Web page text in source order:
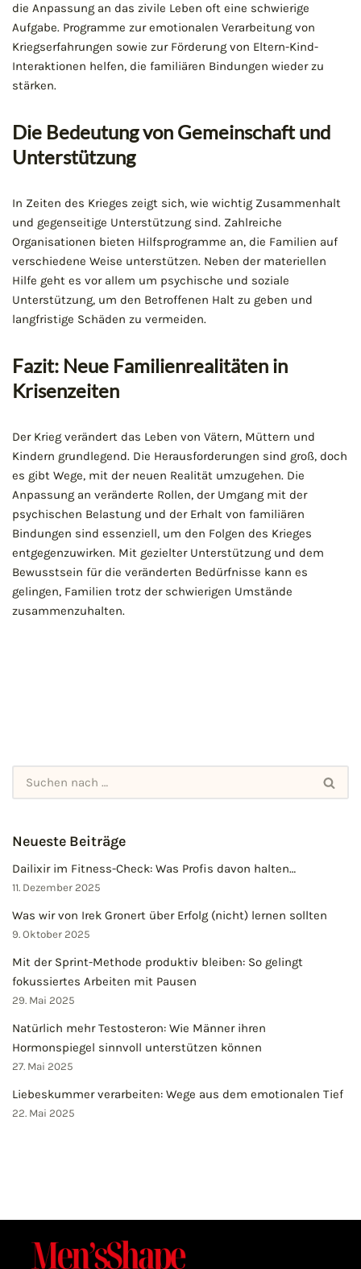
die Anpassung an das zivile Leben oft eine schwierige
Aufgabe. Programme zur emotionalen Verarbeitung von
Kriegserfahrungen sowie zur Förderung von Eltern-Kind-
Interaktionen helfen, die familiären Bindungen wieder zu
stärken.
Die Bedeutung von Gemeinschaft und
Unterstützung
In Zeiten des Krieges zeigt sich, wie wichtig Zusammenhalt
und gegenseitige Unterstützung sind. Zahlreiche
Organisationen bieten Hilfsprogramme an, die Familien auf
verschiedene Weise unterstützen. Neben der materiellen
Hilfe geht es vor allem um psychische und soziale
Unterstützung, um den Betroffenen Halt zu geben und
langfristige Schäden zu vermeiden.
Fazit: Neue Familienrealitäten in
Krisenzeiten
Der Krieg verändert das Leben von Vätern, Müttern und
Kindern grundlegend. Die Herausforderungen sind groß, doch
es gibt Wege, mit der neuen Realität umzugehen. Die
Anpassung an veränderte Rollen, der Umgang mit der
psychischen Belastung und der Erhalt von familiären
Bindungen sind essenziell, um den Folgen des Krieges
entgegenzuwirken. Mit gezielter Unterstützung und dem
Bewusstsein für die veränderten Bedürfnisse kann es
gelingen, Familien trotz der schwierigen Umstände
zusammenzuhalten.
Neueste Beiträge
Dailixir im Fitness-Check: Was Profis davon halten…
11. Dezember 2025
Was wir von Irek Gronert über Erfolg (nicht) lernen sollten
9. Oktober 2025
Mit der Sprint-Methode produktiv bleiben: So gelingt
fokussiertes Arbeiten mit Pausen
29. Mai 2025
Natürlich mehr Testosteron: Wie Männer ihren
Hormonspiegel sinnvoll unterstützen können
27. Mai 2025
Liebeskummer verarbeiten: Wege aus dem emotionalen Tief
22. Mai 2025